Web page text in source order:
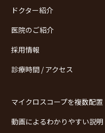
ドクター紹介
医院のご紹介
採用情報
診療時間 / アクセス
マイクロスコープを複数配置
動画によるわかりやすい説明